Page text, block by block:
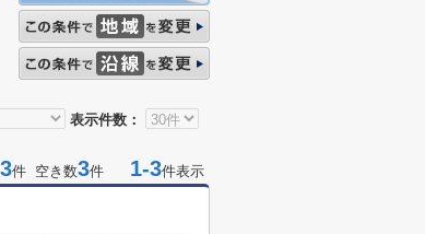
表示件数：
3件 空き数3件 1-3件表示